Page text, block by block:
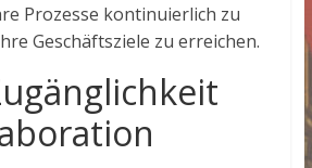
Prozesse kontinuierlich zu
Geschäftsziele zu erreichen.